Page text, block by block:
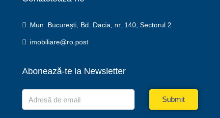
Mun. București, Bd. Dacia, nr. 140, Sectorul 2
imobiliare@ro.post
Abonează-te la Newsletter
Submit